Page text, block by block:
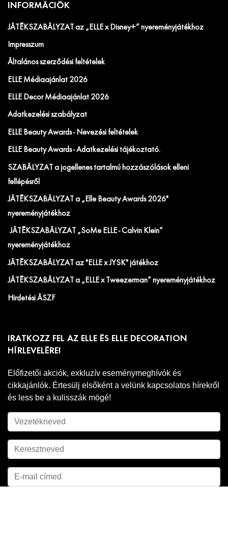
INFORMÁCIÓK
JÁTÉKSZABÁLYZAT az „ELLE x Disney+” nyereményjátékhoz
Impresszum
Általános szerződési feltételek
ELLE Médiaajánlat 2026
ELLE Decor Médiaajánlat 2026
Adatkezelési szabályzat
ELLE Beauty Awards - Nevezési feltételek
ELLE Beauty Awards - Adatkezelési tájékoztató.
SZABÁLYZAT a jogellenes tartalmú hozzászólások elleni
fellépésről
JÁTÉKSZABÁLYZAT a „Elle Beauty Awards 2026"
nyereményjátékhoz
JÁTÉKSZABÁLYZAT „SoMe ELLE - Calvin Klein”
nyereményjátékhoz
JÁTÉKSZABÁLYZAT az "ELLE x JYSK" játékhoz
JÁTÉKSZABÁLYZAT a „ELLE x Tweezerman” nyereményjátékhoz
Hirdetési ÁSZF
IRATKOZZ FEL AZ ELLE ÉS ELLE DECORATION
HÍRLEVELÉRE!
Előfizetői akciók, exkluzív eseménymeghívók és
cikkajánlók. Értesülj elsőként a velünk kapcsolatos hírekről
és less be a kulisszák mögé!